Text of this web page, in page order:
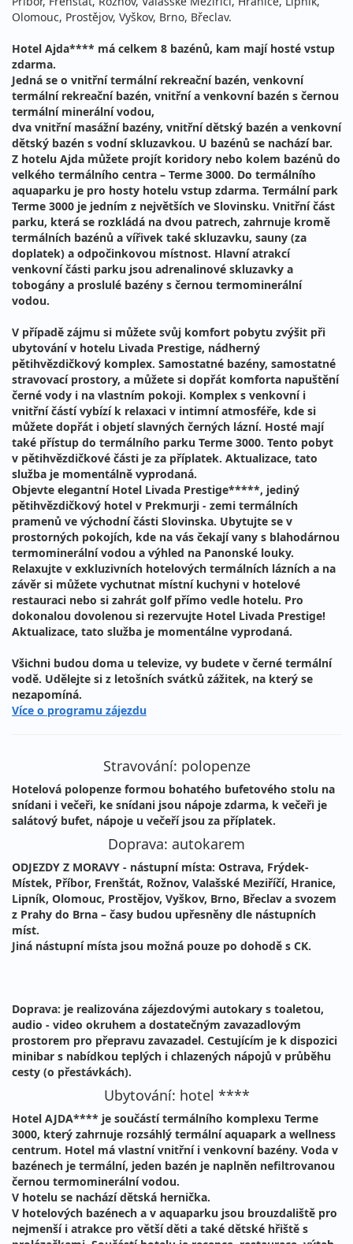
Olomouc, Prostějov, Vyškov, Brno, Břeclav.
Hotel Ajda**** má celkem 8 bazénů, kam mají hosté vstup
zdarma.
Jedná se o vnitřní termální rekreační bazén, venkovní
termální rekreační bazén, vnitřní a venkovní bazén s černou
termální minerální vodou,
dva vnitřní masážní bazény, vnitřní dětský bazén a venkovní
dětský bazén s vodní skluzavkou. U bazénů se nachází bar.
Z hotelu Ajda můžete projít koridory nebo kolem bazénů do
velkého termálního centra – Terme 3000. Do termálního
aquaparku je pro hosty hotelu vstup zdarma. Termální park
Terme 3000 je jedním z největších ve Slovinsku. Vnitřní část
parku, která se rozkládá na dvou patrech, zahrnuje kromě
termálních bazénů a vířivek také skluzavku, sauny (za
doplatek) a odpočinkovou místnost. Hlavní atrakcí
venkovní části parku jsou adrenalinové skluzavky a
tobogány a proslulé bazény s černou termominerální
vodou.
V případě zájmu si můžete svůj komfort pobytu zvýšit při
ubytování v hotelu Livada Prestige, nádherný
pětihvězdičkový komplex. Samostatné bazény, samostatné
stravovací prostory, a můžete si dopřát komforta napuštění
černé vody i na vlastním pokoji. Komplex s venkovní i
vnitřní částí vybízí k relaxaci v intimní atmosféře, kde si
můžete dopřát i objetí slavných černých lázní. Hosté mají
také přístup do termálního parku Terme 3000. Tento pobyt
v pětihvězdičkové části je za příplatek. Aktualizace, tato
služba je momentálně vyprodaná.
Objevte elegantní Hotel Livada Prestige*****, jediný
pětihvězdičkový hotel v Prekmurji - zemi termálních
pramenů ve východní části Slovinska. Ubytujte se v
prostorných pokojích, kde na vás čekají vany s blahodárnou
termominerální vodou a výhled na Panonské louky.
Relaxujte v exkluzivních hotelových termálních lázních a na
závěr si můžete vychutnat místní kuchyni v hotelové
restauraci nebo si zahrát golf přímo vedle hotelu. Pro
dokonalou dovolenou si rezervujte Hotel Livada Prestige!
Aktualizace, tato služba je momentálne vyprodaná.
Všichni budou doma u televize, vy budete v černé termální
vodě. Udělejte si z letošních svátků zážitek, na který se
nezapomíná.
Více o programu zájezdu
Stravování: polopenze
Hotelová polopenze formou bohatého bufetového stolu na
snídani i večeři, ke snídani jsou nápoje zdarma, k večeři je
salátový bufet, nápoje u večeří jsou za příplatek.
Doprava: autokarem
ODJEZDY Z MORAVY - nástupní místa: Ostrava, Frýdek-
Místek, Příbor, Frenštát, Rožnov, Valašské Meziříčí, Hranice,
Lipník, Olomouc, Prostějov, Vyškov, Brno, Břeclav a svozem
z Prahy do Brna – časy budou upřesněny dle nástupních
míst.
Jiná nástupní místa jsou možná pouze po dohodě s CK.
Doprava: je realizována zájezdovými autokary s toaletou,
audio - video okruhem a dostatečným zavazadlovým
prostorem pro přepravu zavazadel. Cestujícím je k dispozici
minibar s nabídkou teplých i chlazených nápojů v průběhu
cesty (o přestávkách).
Ubytování: hotel ****
Hotel AJDA**** je součástí termálního komplexu Terme
3000, který zahrnuje rozsáhlý termální aquapark a wellness
centrum. Hotel má vlastní vnitřní i venkovní bazény. Voda v
bazénech je termální, jeden bazén je naplněn nefiltrovanou
černou termominerální vodou.
V hotelu se nachází dětská hernička.
V hotelových bazénech a v aquaparku jsou brouzdaliště pro
nejmenší i atrakce pro větší děti a také dětské hřiště s